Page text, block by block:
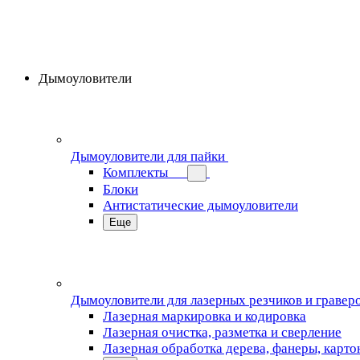
Дымоуловители
Дымоуловители для пайки
Комплекты
Блоки
Антистатические дымоуловители
Еще
Дымоуловители для лазерных резчиков и
Лазерная маркировка и кодировка
Лазерная очистка, разметка и сверление
Лазерная обработка дерева, фанеры,